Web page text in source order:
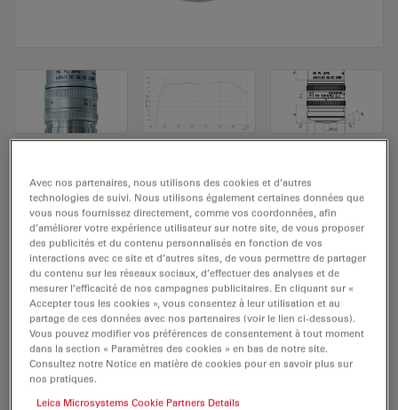
Objectif de microscope HC PL APO
63x/1,30 GLYC CORR
Numéro de produit: 11506398
L'objectif HC PL APO 63x/1,30 GLYC CORR a un
grossissement de 63x et une ouverture numérique de
1,3mm. A utiliser dans un environnement matériel à
immersion dans le glycérol et fixé avec un filetage
d'objectif M25 ayant une distance de travail libre de
0,30 mm et un FN de 25.
Avec nos partenaires, nous utilisons des cookies et d’autres
technologies de suivi. Nous utilisons également certaines données que
vous nous fournissez directement, comme vos coordonnées, afin
d’améliorer votre expérience utilisateur sur notre site, de vous proposer
des publicités et du contenu personnalisés en fonction de vos
interactions avec ce site et d’autres sites, de vous permettre de partager
du contenu sur les réseaux sociaux, d’effectuer des analyses et de
mesurer l’efficacité de nos campagnes publicitaires. En cliquant sur «
Accepter tous les cookies », vous consentez à leur utilisation et au
partage de ces données avec nos partenaires (voir le lien ci-dessous).
Vous pouvez modifier vos préférences de consentement à tout moment
dans la section « Paramètres des cookies » en bas de notre site.
Consultez notre Notice en matière de cookies pour en savoir plus sur
nos pratiques.
Leica Microsystems Cookie Partners Details